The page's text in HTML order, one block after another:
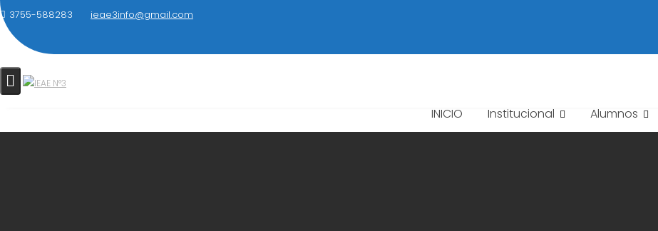
Saltar
al
contenido
3755-588283
ieae3info@gmail.com
INICIO Institucional Alumnos